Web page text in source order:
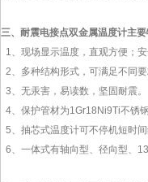
三、 耐震电接点双金属温度计主
1、现场显示温度，直观方便；
2、多种结构形式，可满足不同要
3、无汞害，易读数，坚固耐震。
4、保护管材为1Gr18Ni9Ti不锈
5、抽芯式温度计可不停机短时间
6、一体式有轴向型、径向型、